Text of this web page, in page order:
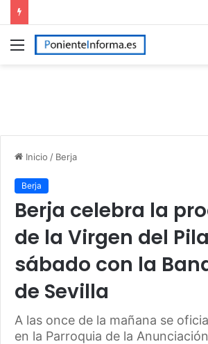
Menú
Inicio / Berja
Berja
Berja celebra la
de la Virgen del
sábado con la
de Sevilla
A las once de la mañana se
en la Parroquia de la Anunciación